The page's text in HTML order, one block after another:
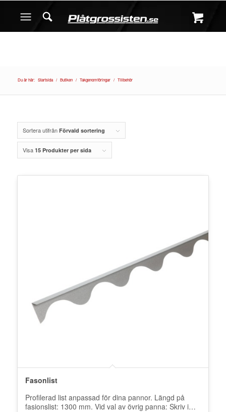
Du är här: Startsida / Butiken / Takgenomföringar / Tillbehör
Sortera utifrån Förvald sortering
Visa 15 Produkter per sida
Fasonlist
Profilerad list anpassad för dina pannor. Längd på
fasionslist: 1300 mm. Vid val av övrig panna: Skriv i